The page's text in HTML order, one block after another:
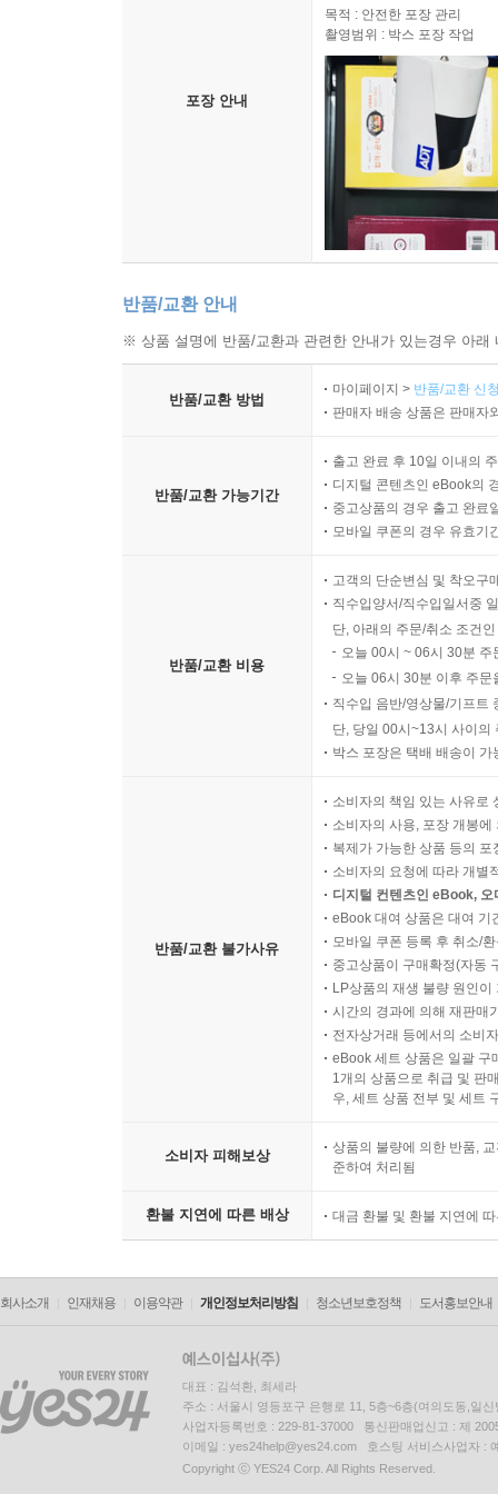
포장 안내
목적 : 안전한 포장 관리
촬영범위 : 박스 포장 작업
반품/교환 안내
※ 상품 설명에 반품/교환과 관련한 안내가 있는경우 아
반품/교환 방법
마이페이지 > 반품/교환 신
판매자 배송 상품은 판매자
반품/교환 가능기간
출고 완료 후 10일 이내의
디지털 콘텐츠인 eBook의
중고상품의 경우 출고 완료
모바일 쿠폰의 경우 유효기
반품/교환 비용
고객의 단순변심 및 착오구
직수입양서/직수입일서중
단, 아래의 주문/취소 조건
오늘 00시 ~ 06시 30분
오늘 06시 30분 이후 주
직수입 음반/영상물/기프트
단, 당일 00시~13시 사이의
박스 포장은 택배 배송이
반품/교환 불가사유
소비자의 책임 있는 사유로
소비자의 사용, 포장 개봉
복제가 가능한 상품 등의
소비자의 요청에 따라 개별
디지털 컨텐츠인 eBook,
eBook 대여 상품은 대여 기
모바일 쿠폰 등록 후 취소/
중고상품이 구매확정(자동
LP상품의 재생 불량 원인
시간의 경과에 의해 재판매
전자상거래 등에서의 소비
eBook 세트 상품은 일괄 구
1개의 상품으로 취급 및 판
우, 세트 상품 전부 및 세트
소비자 피해보상
상품의 불량에 의한 반품,
준하여 처리됨
환불 지연에 따른 배상 대금 환불 및 환불 지연에
회사소개 인재채용 이용약관 개인정보처리방침 청소년보호정책 도서홍보안내
대표 : 김석환, 최세라
주소 : 서울시 영등포구 은행로 11, 5층~6층(여의도동,일신
사업자등록번호 : 229-81-37000 통신판매업신고 : 제
이메일 : yes24help@yes24.com 호스팅 서비스사업자 :
Copyright ⓒ YES24 Corp. All Rights Reserved.